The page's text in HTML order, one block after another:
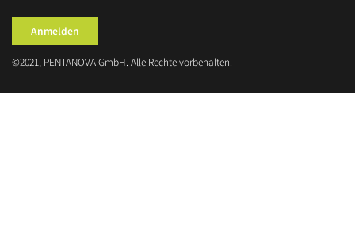
Anmelden
©2021, PENTANOVA GmbH. Alle Rechte vorbehalten.